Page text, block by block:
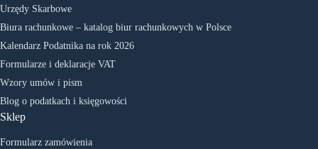
Urzędy Skarbowe
Biura rachunkowe – katalog biur rachunkowych w Polsce
Kalendarz Podatnika na rok 2026
Formularze i deklaracje VAT
Wzory umów i pism
Blog o podatkach i księgowości
Sklep
Formularz zamówienia